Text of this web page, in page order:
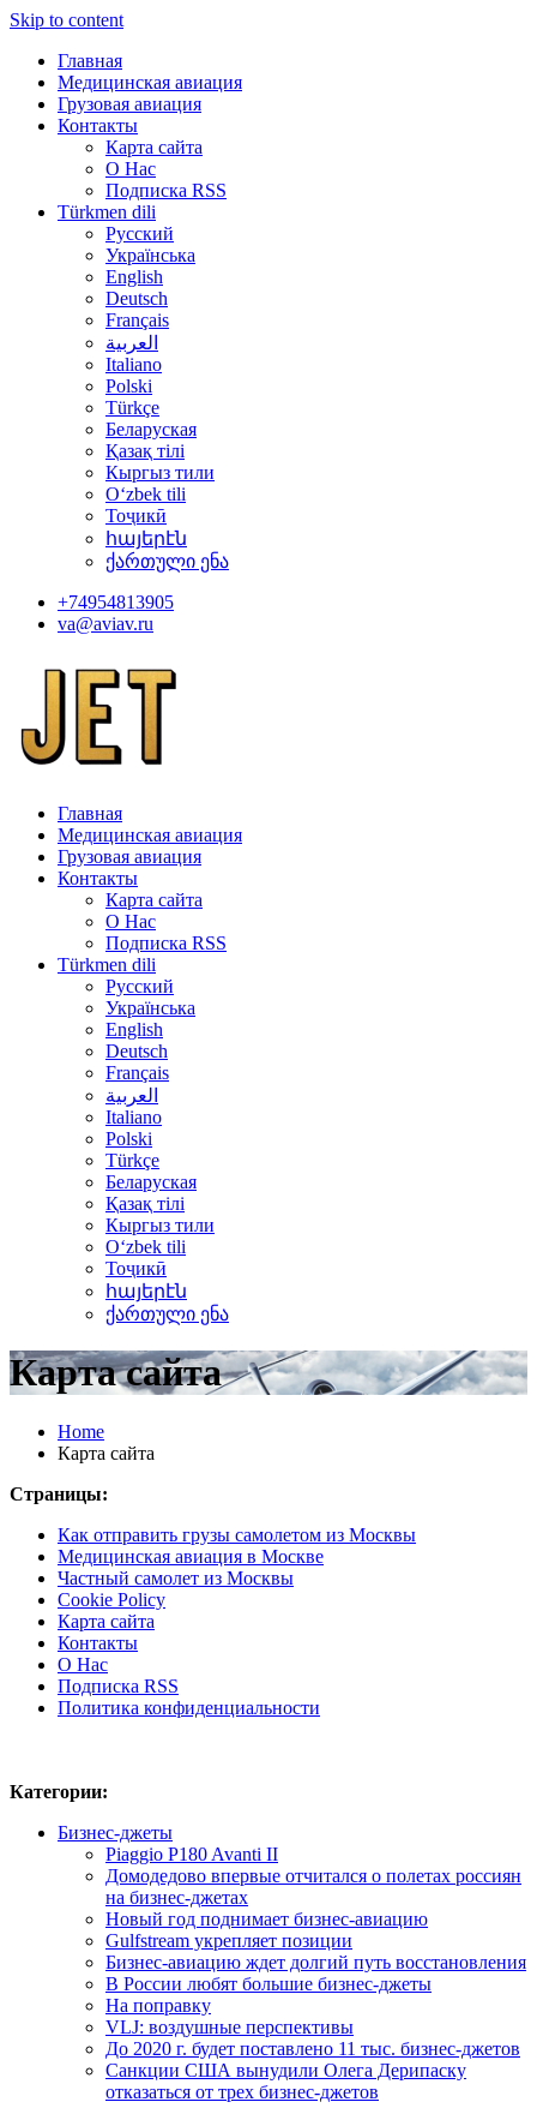
Skip to content
Главная
Медицинская авиация
Грузовая авиация
Контакты
Карта сайта
О Нас
Подписка RSS
Türkmen dili
Русский
Українська
English
Deutsch
Français
العربية
Italiano
Polski
Türkçe
Беларуская
Қазақ тілі
Кыргыз тили
Oʻzbek tili
Тоҷикӣ
հայերէն
ქართული ენა
+74954813905
va@aviav.ru
Главная
Медицинская авиация
Грузовая авиация
Контакты
Карта сайта
О Нас
Подписка RSS
Türkmen dili
Русский
Українська
English
Deutsch
Français
العربية
Italiano
Polski
Türkçe
Беларуская
Қазақ тілі
Кыргыз тили
Oʻzbek tili
Тоҷикӣ
հայերէն
ქართული ენა
Карта сайта
Home
Карта сайта
Страницы:
Как отправить грузы самолетом из Москвы
Медицинская авиация в Москве
Частный самолет из Москвы
Cookie Policy
Карта сайта
Контакты
О Нас
Подписка RSS
Политика конфиденциальности
Категории:
Бизнес-джеты
Piaggio P180 Avanti II
Домодедово впервые отчитался о полетах россиян
на бизнес-джетах
Новый год поднимает бизнес-авиацию
Gulfstream укрепляет позиции
Бизнес-авиацию ждет долгий путь восстановления
В России любят большие бизнес-джеты
На поправку
VLJ: воздушные перспективы
До 2020 г. будет поставлено 11 тыс. бизнес-джетов
Санкции США вынудили Олега Дерипаску
отказаться от трех бизнес-джетов